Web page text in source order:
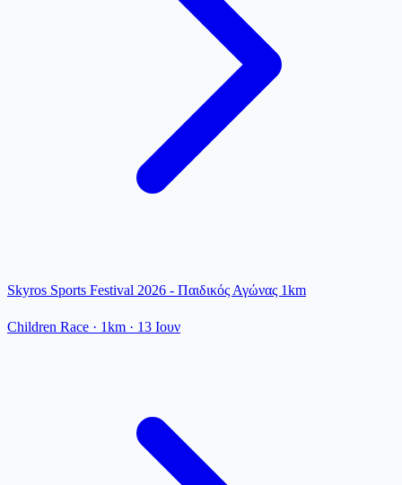
Skyros Sports Festival 2026 - Παιδικός Αγώνας 1km
Children Race · 1km · 13 Ιουν